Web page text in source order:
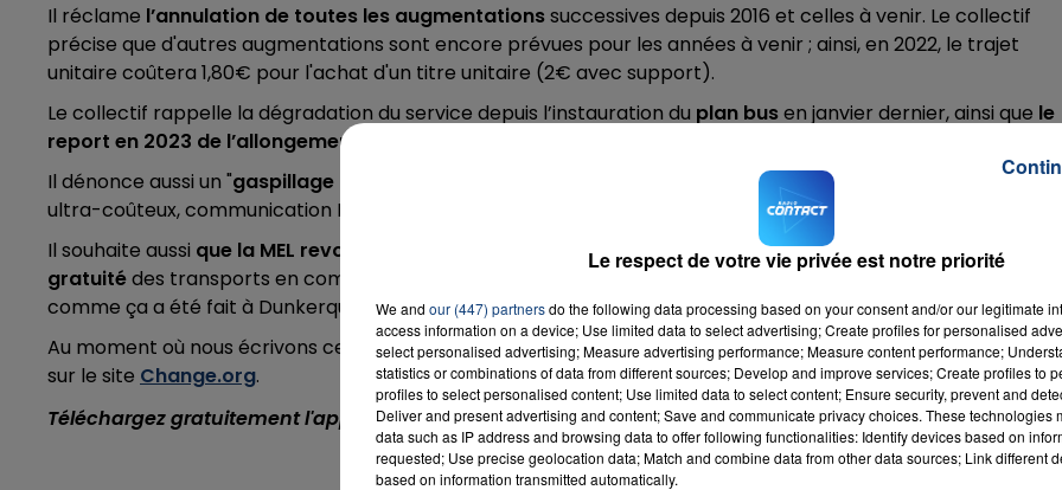
7h00 - 12h00
LA TEAM DU WEEK-END
16h00 - 20h00
LA TEAM DU WEEK-END
Il réclame l’annulation de toutes les augmentationssuccessives depuis 2016 et celles à venir. Le collectif
précise que d'autres augmentations sont encore prévues pour les années à venir ; ainsi, en 2022, le trajet
unitaire coûtera 1,80€ pour l'achat d'un titre unitaire (2€ avec support).
Le collectif rappelle la dégradation du service depuis l’instauration du plan busen janvier dernier, ainsi que le
report en 2023 de l’allongement de la ligne 1
Il dénonce aussi un "gaspillage de l'argent public
dans des dépenses impertinentes (portiques-obstacles
ultra-coûteux, communication Ilévia indécente, etc.)"
Il souhaite aussi que la MEL revoit sa politique de transports publics avec uneexpérimentation de la
gratuitédes transports en commun. D’abord les dimanches et jours de pollution, puis peut-être tout le temps
comme ça a été fait à Dunkerque.
Au moment où nous écrivons ces lignes, la pétition a recueilli un peu moins de 2.430 signatures. Vous la
sur le site Change.org.
Téléchargez gratuitement l'application Contact FM sur
et
Le respect de votre vie privée est notre priorité
We and our (447) partnersdo the following data processing based on your consent and/or our legitimate
access information on a device; Use limited data to select advertising; Create profiles for personalised
select personalised advertising; Measure advertising performance; Measure content performance;
statistics or combinations of data from different sources; Develop and improve services; Create profiles to
profiles to select personalised content; Use limited data to select content; Ensure security, prevent and
Deliver and present advertising and content; Save and communicate privacy choices. These technologies
data such as IP address and browsing data to offer following functionalities: Identify devices based on
requested; Use precise geolocation data; Match and combine data from other data sources; Link different
based on information transmitted automatically.